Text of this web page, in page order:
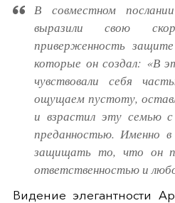
В совместном
выразили свою
приверженность
которые он создал: «В
чувствовали себя
ощущаем пустоту,
и взрастил эту семью
преданностью. Именно
защищать то, что он
ответственностью и
Видение элегантности